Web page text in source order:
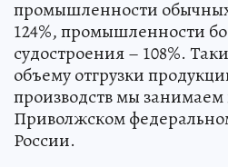
промышленности
124%, промышленности
судостроения – 108%.
объему отгрузки
производств мы занимаем
Приволжском
России.